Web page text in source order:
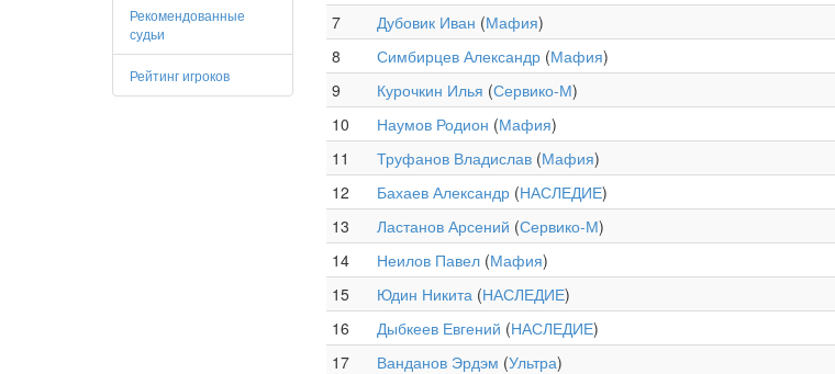
Рекомендованные
судьи
Рейтинг игроков
7
Дубовик Иван (Мафия)
8
Симбирцев Александр (Мафия)
9
Курочкин Илья (Сервико-М)
10
Наумов Родион (Мафия)
11
Труфанов Владислав (Мафия)
12
Бахаев Александр (НАСЛЕДИЕ)
13
Ластанов Арсений (Сервико-М)
14
Неилов Павел (Мафия)
15
Юдин Никита (НАСЛЕДИЕ)
16
Дыбкеев Евгений (НАСЛЕДИЕ)
17
Ванданов Эрдэм (Ультра)